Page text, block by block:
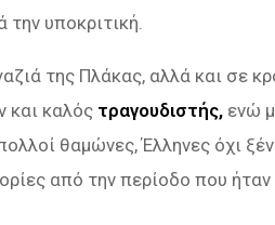
υποκριτική.
της Πλάκας, αλλά και σε
και καλός τραγουδιστής, ενώ
θαμώνες, Έλληνες όχι
από την περίοδο που ήταν